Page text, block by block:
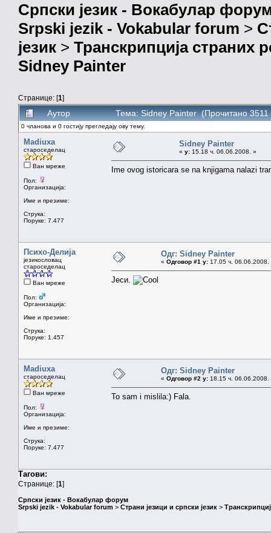
Српски језик - Вокабулар
Srpski jezik - Vokabular forum >
језик > Транскрипција страних
Sidney Painter
Странице: [1]
Аутор Тема: Sidney Painter (Прочитано 3511
0 чланова и 0 гостију прегледају ову тему.
Madiuxa
староседелац
Ван мреже
Пол:
Организација:
Име и презиме:
Струка:
Поруке: 7.477
Sidney Painter
« у: 15.18 ч. 06.06.2008. »
Ime ovog istoricara se na knjigama nalazi
Психо-Делија
језикословац
староседелац
Ван мреже
Пол:
Организација:
Име и презиме:
Струка:
Поруке: 1.457
Одг: Sidney Painter
« Одговор #1 у: 17.05 ч. 06.06.2008.
Јеси.
Madiuxa
староседелац
Ван мреже
Пол:
Организација:
Име и презиме:
Струка:
Поруке: 7.477
Одг: Sidney Painter
« Одговор #2 у: 18.15 ч. 06.06.2008.
To sam i mislila:) Fala.
Тагови:
Странице: [1]
Српски језик - Вокабулар форум
Srpski jezik - Vokabular forum > Страни језици и српски језик >